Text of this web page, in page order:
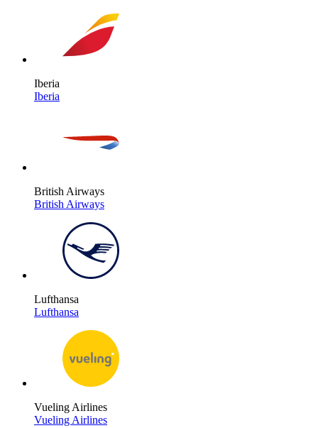
Iberia
Iberia
British Airways
British Airways
Lufthansa
Lufthansa
Vueling Airlines
Vueling Airlines